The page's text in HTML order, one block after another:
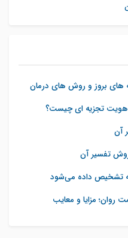
های بروز و روش های درمان
هویت تجزیه ای چیست؟
آن
تفسیر آن
تشخیص داده می‌شود
روان؛ مزایا و معایب